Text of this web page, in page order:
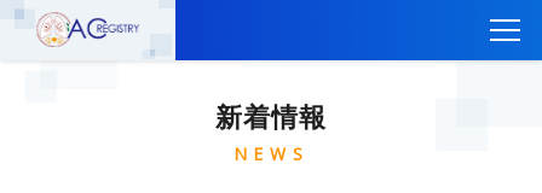
CTEPH AC Registryについて
新着情報
NEWS